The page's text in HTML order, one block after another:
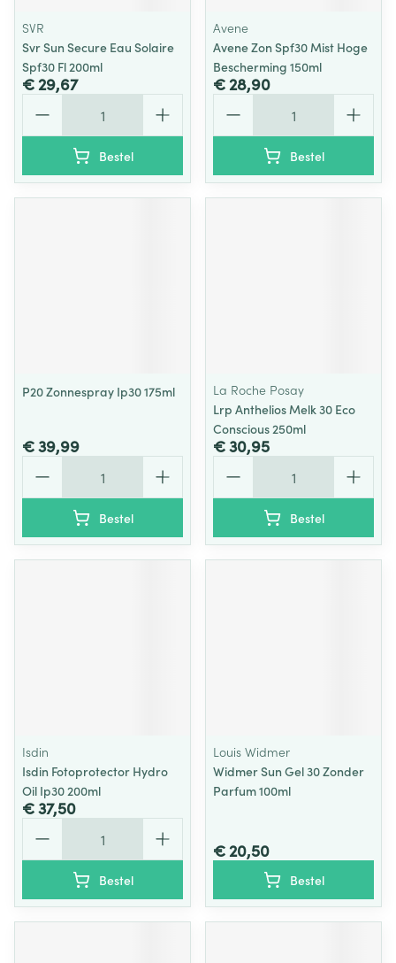
SVR
Svr Sun Secure Eau Solaire
Spf30 Fl 200ml
€ 29,67
Bestel
Avene
Avene Zon Spf30 Mist Hoge
Bescherming 150ml
€ 28,90
Bestel
P20 Zonnespray Ip30 175ml
€ 39,99
Bestel
La Roche Posay
Lrp Anthelios Melk 30 Eco
Conscious 250ml
€ 30,95
Bestel
Isdin
Isdin Fotoprotector Hydro
Oil Ip30 200ml
€ 37,50
Bestel
Louis Widmer
Widmer Sun Gel 30 Zonder
Parfum 100ml
€ 20,50
Bestel